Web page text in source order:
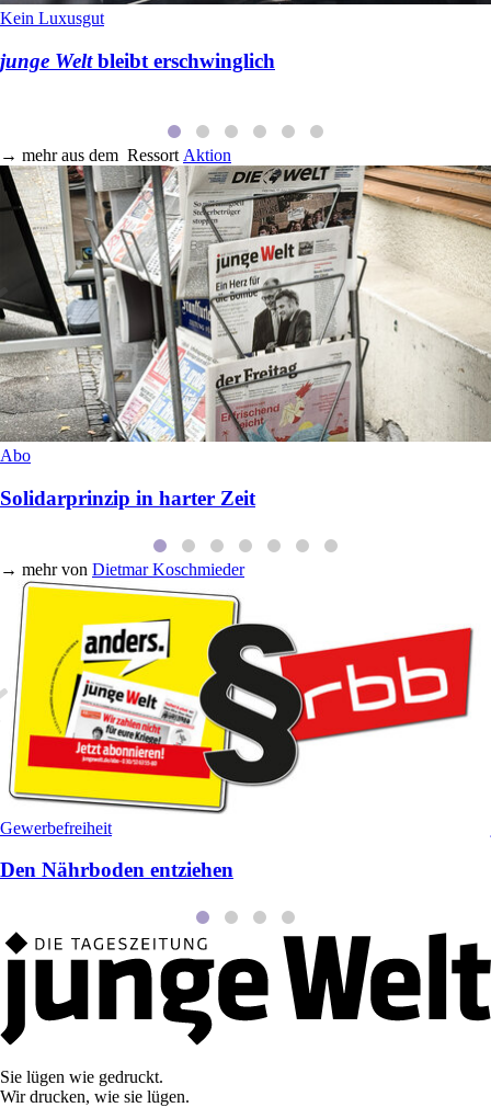
Kein Luxusgut
junge Weltbleibt erschwinglich
→ mehr aus dem Ressort Aktion
Abo
Solidarprinzip in harter Zeit
→ mehr von Dietmar Koschmieder
Gewerbefreiheit
Den Nährboden entziehen
Sie lügen wie gedruckt.
Wir drucken, wie sie lügen.